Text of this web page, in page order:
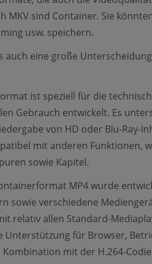
MKV sind Container. Sie
usw. speichern.
auch eine große
ist speziell für die
Gebrauch entwickelt. Es
von HD oder Blu-Ray-
mit anderen Funktionen,
sowie Kapitel.
MP4 wurde
sowie verschiedene
relativ allen Standard-
Unterstützung für Browser,
Kombination mit der H.264-